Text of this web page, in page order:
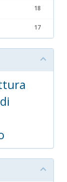
18
17